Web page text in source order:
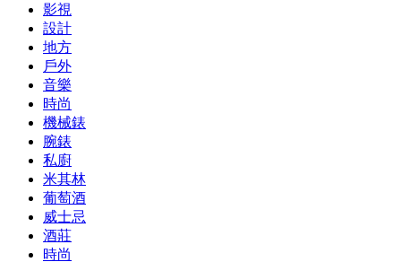
影視
設計
地方
戶外
音樂
時尚
機械錶
腕錶
私廚
米其林
葡萄酒
威士忌
酒莊
時尚